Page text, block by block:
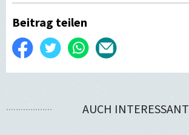
Beitrag teilen
Auf
Facebook
Twittern WhatsApp
E-
versenden
AUCH INTERESSANT